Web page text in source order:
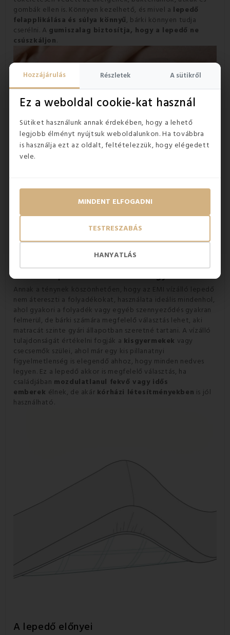
Hozzájárulás Részletek A sütikről
Ez a weboldal cookie-kat használ
Sütiket használunk annak érdekében, hogy a lehető
legjobb élményt nyújtsuk weboldalunkon. Ha továbbra
is használja ezt az oldalt, feltételezzük, hogy elégedett
vele.
HANYATLÁS
TESTRESZABÁS
MINDENT ELFOGADNI
gombák ellen is. Könnyen kezelhető, és mivel a lepedő
felapplikálása és súlya könnyű, bárki könnyen tudja
cserélni. A gumiszalag biztosítja, hogy a lepedő ne
csúszkáljon.
Vízálló lepedő kicsiknek és nagyoknak
Annak a ténynek köszönhetően, hogy az EMI vízálló lepedő
nem átereszti a folyadékokat, használata ideális mindenhol,
ahol gyakori a folyadék vagy egyéb szennyeződés gyakran
felmerül, de bárki számára megfelelő választás lehet, aki
matracát szinte gyári állapotban szeretné tartani. A vízálló
tulajdonságát értékelni fogják a kisgyermekek vagy
csecsemők szülei, ahol már egy kis pillanatnyi
figyelmetlenség is elegendő ahhoz, hogy minden nedves
legyen. Ez a lepedő akkor is megfelelő választás, ha
családjában mozdulatlanul fekvő vagy idős
emberek élnek, de akár kórházi létesítményekben is jól
használható.
A lepedő előnyei